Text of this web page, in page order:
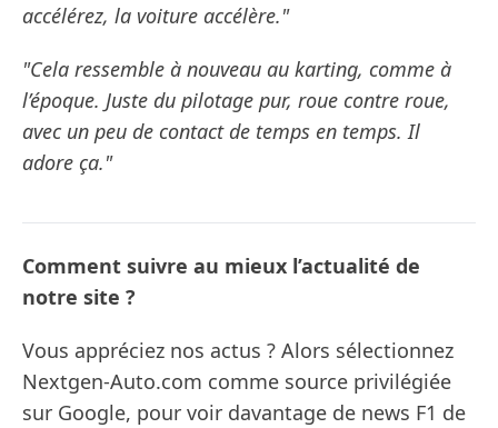
accélérez, la voiture accélère."
"Cela ressemble à nouveau au karting, comme à
l’époque. Juste du pilotage pur, roue contre roue,
avec un peu de contact de temps en temps. Il
adore ça."
Comment suivre au mieux l’actualité de
notre site ?
Vous appréciez nos actus ? Alors sélectionnez
Nextgen-Auto.com comme source privilégiée
sur Google, pour voir davantage de news F1 de